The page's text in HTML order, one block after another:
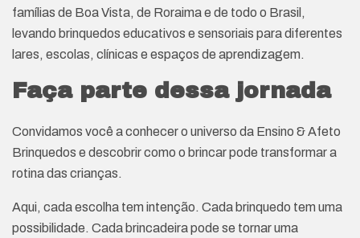
famílias de Boa Vista, de Roraima e de todo o Brasil,
levando brinquedos educativos e sensoriais para diferentes
lares, escolas, clínicas e espaços de aprendizagem.
Faça parte dessa jornada
Convidamos você a conhecer o universo da Ensino & Afeto
Brinquedos e descobrir como o brincar pode transformar a
rotina das crianças.
Aqui, cada escolha tem intenção. Cada brinquedo tem uma
possibilidade. Cada brincadeira pode se tornar uma